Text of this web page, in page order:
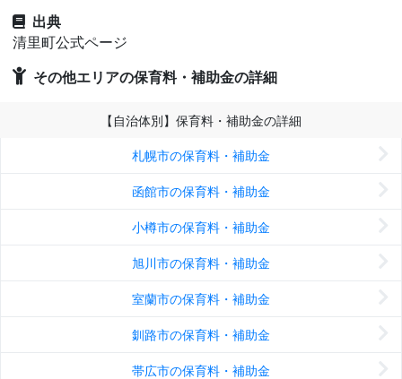
出典
清里町公式ページ
その他エリアの保育料・補助金の詳細
【自治体別】保育料・補助金の詳細
札幌市の保育料・補助金
函館市の保育料・補助金
小樽市の保育料・補助金
旭川市の保育料・補助金
室蘭市の保育料・補助金
釧路市の保育料・補助金
帯広市の保育料・補助金